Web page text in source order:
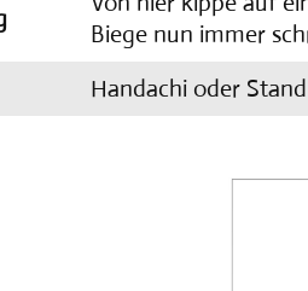
Biege nun immer
Handachi oder Stand